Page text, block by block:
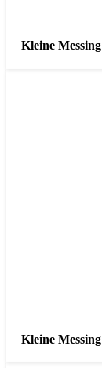
Kleine
Kleine